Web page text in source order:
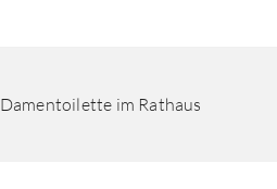
Damentoilette im Rathaus